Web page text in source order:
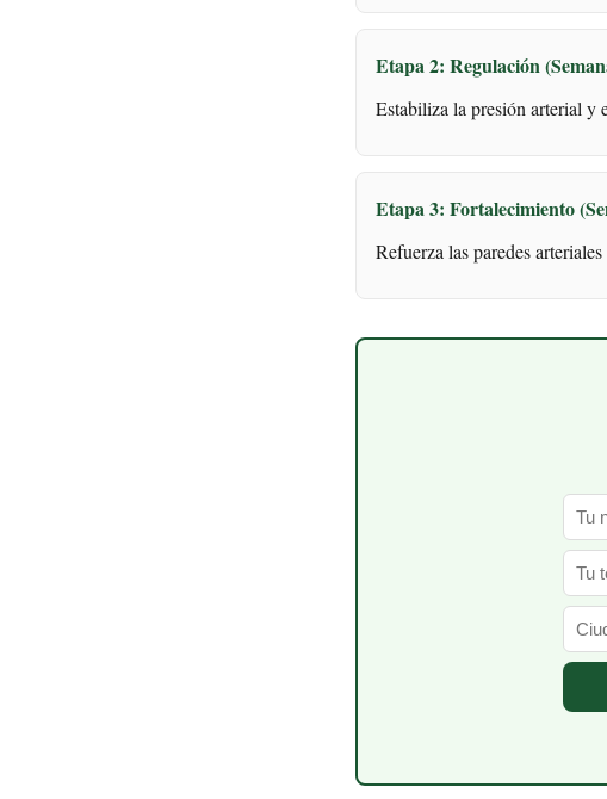
Etapa 2: Regulación
Estabiliza la presión arterial y
Etapa 3: Fortalecimiento
Refuerza las paredes